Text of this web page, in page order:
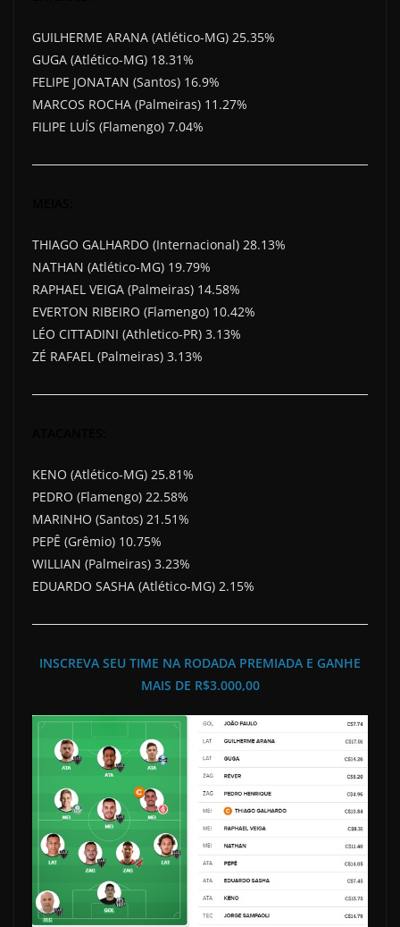
GUILHERME ARANA (Atlético-MG) 25.35%
GUGA (Atlético-MG) 18.31%
FELIPE JONATAN (Santos) 16.9%
MARCOS ROCHA (Palmeiras) 11.27%
FILIPE LUÍS (Flamengo) 7.04%
THIAGO GALHARDO (Internacional) 28.13%
NATHAN (Atlético-MG) 19.79%
RAPHAEL VEIGA (Palmeiras) 14.58%
EVERTON RIBEIRO (Flamengo) 10.42%
LÉO CITTADINI (Athletico-PR) 3.13%
ZÉ RAFAEL (Palmeiras) 3.13%
KENO (Atlético-MG) 25.81%
PEDRO (Flamengo) 22.58%
MARINHO (Santos) 21.51%
PEPÊ (Grêmio) 10.75%
WILLIAN (Palmeiras) 3.23%
EDUARDO SASHA (Atlético-MG) 2.15%
INSCREVA SEU TIME NA RODADA PREMIADA E GANHE
MAIS DE R$3.000,00